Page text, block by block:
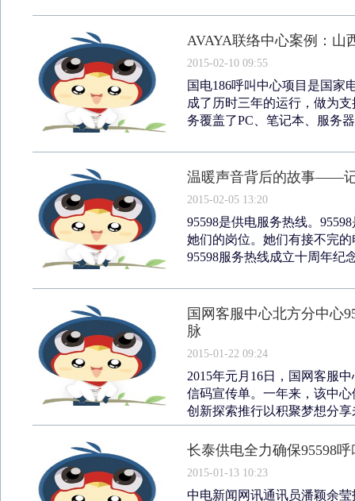
AVAYA联络中心案例：山
2015-02-10 09:55
国电186呼叫中心项目是国家
成了历时三年的运行，做为
务覆盖了PC、笔记本、服务
温暖声音背后的故事——
2015-02-05 13:20
95598是供电服务热线。
她们的岗位。她们有接不完
95598服务热线成立十周年纪
国网客服中心北方分中心
脉
2015-01-22 09:24
2015年元月16日，国网客服
信码宣传单。一年来，该中
创新探索推行以积聚梦想分
长泰供电全力确保95598
2015-01-13 10:23
中电新闻网讯通讯员潘颖余